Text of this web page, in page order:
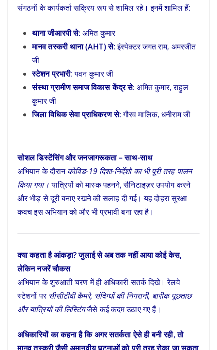
संगठनों के कार्यकर्ता सक्रिय रूप से शामिल रहे। इनमें शामिल हैं:
थाना जीआरपी से: अमित कुमार
मानव तस्करी थाना (AHT) से: इंस्पेक्टर जगत राम, अमरजीत
जी
स्टेशन प्रभारी: पवन कुमार जी
संस्था ग्रामीण समाज विकास केंद्र से: अमित कुमार, राहुल
कुमार जी
जिला विधिक सेवा प्राधिकरण से: गौरव मालिक, धनीराम जी
सोशल डिस्टेंसिंग और जनजागरूकता – साथ-साथ
अभियान के दौरानकोविड-19 दिशा-निर्देशों का भी पूरी तरह पालन
किया गया।यात्रियों को मास्क पहनने, सैनिटाइज़र उपयोग करने
और भीड़ से दूरी बनाए रखने की सलाह दी गई। यह दोहरा सुरक्षा
कवच इस अभियान को और भी प्रभावी बना रहा है।
क्या कहता है आंकड़ा? जुलाई से अब तक नहीं आया कोई केस,
लेकिन नजरें चौकस
अभियान के शुरुआती चरण में ही अधिकारी सतर्क दिखे। रेलवे
स्टेशनों पर सीसीटीवी कैमरे, संदिग्धों की निगरानी, बारीक पूछताछ
और यात्रियों की लिस्टिंगजैसे कई कदम उठाए गए हैं।
अधिकारियों का कहना है कि अगर सतर्कता ऐसे ही बनी रही, तो